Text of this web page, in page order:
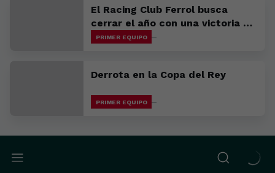
El Racing Club Ferrol busca
cerrar el año con una victoria en
Avilés
PRIMER EQUIPO
Derrota en la Copa del Rey
PRIMER EQUIPO